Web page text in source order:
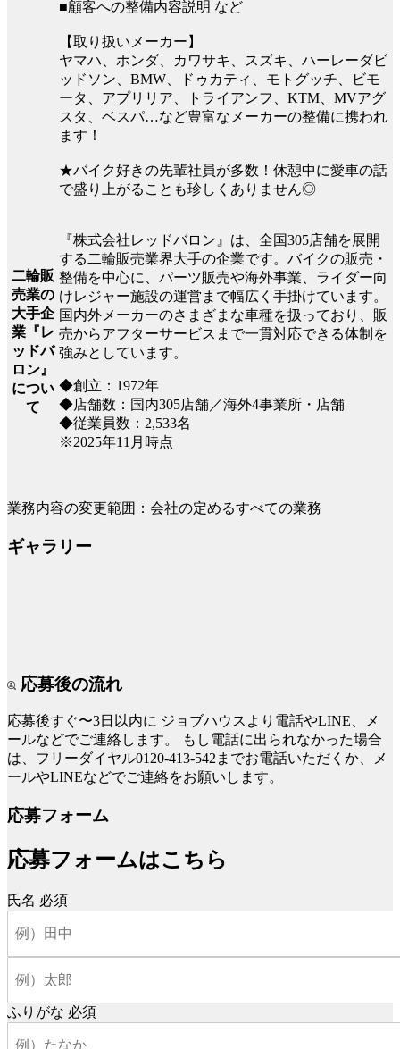
■顧客への整備内容説明 など
【取り扱いメーカー】
ヤマハ、ホンダ、カワサキ、スズキ、ハーレーダビ
ッドソン、BMW、ドゥカティ、モトグッチ、ビモ
ータ、アプリリア、トライアンフ、KTM、MVアグ
スタ、ベスパ…など豊富なメーカーの整備に携われ
ます！
★バイク好きの先輩社員が多数！休憩中に愛車の話
で盛り上がることも珍しくありません◎
二輪販
売業の
大手企
業『レ
ッドバ
ロン』
につい
て
『株式会社レッドバロン』は、全国305店舗を展開
する二輪販売業界大手の企業です。バイクの販売・
整備を中心に、パーツ販売や海外事業、ライダー向
けレジャー施設の運営まで幅広く手掛けています。
国内外メーカーのさまざまな車種を扱っており、販
売からアフターサービスまで一貫対応できる体制を
強みとしています。
◆創立：1972年
◆店舗数：国内305店舗／海外4事業所・店舗
◆従業員数：2,533名
※2025年11月時点
業務内容の変更範囲：会社の定めるすべての業務
ギャラリー
応募後の流れ
応募後すぐ〜3日以内に ジョブハウスより電話やLINE、メ
ールなどでご連絡します。
もし電話に出られなかった場合
は、フリーダイヤル0120-413-542までお電話いただくか、メ
ールやLINEなどでご連絡をお願いします。
応募フォーム
応募フォームはこちら
氏名 必須
ふりがな 必須